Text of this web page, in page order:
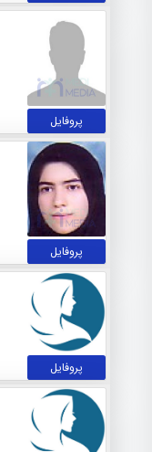
پروفایل
پروفایل
پروفایل